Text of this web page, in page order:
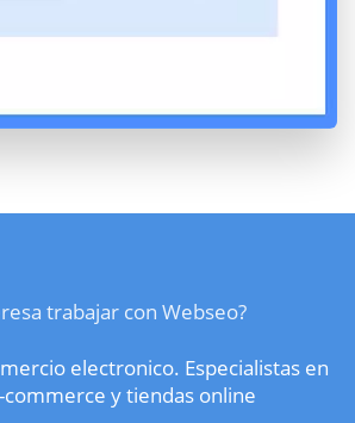
trabajar con Webseo?
electronico. Especialistas en
commerce y tiendas online